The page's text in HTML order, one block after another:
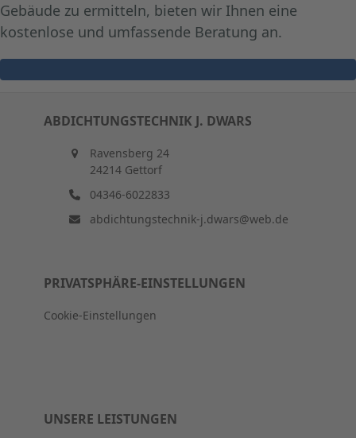
Gebäude zu ermitteln, bieten wir Ihnen eine
kostenlose und umfassende Beratung an.
ABDICHTUNGSTECHNIK J. DWARS
Ravensberg 24
24214 Gettorf
04346-6022833
abdichtungstechnik-j.dwars@web.de
PRIVATSPHÄRE-EINSTELLUNGEN
Cookie-Einstellungen
UNSERE LEISTUNGEN